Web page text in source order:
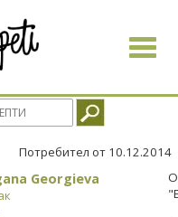
Toggle
Потребител от 10.12.2014
Georgieva